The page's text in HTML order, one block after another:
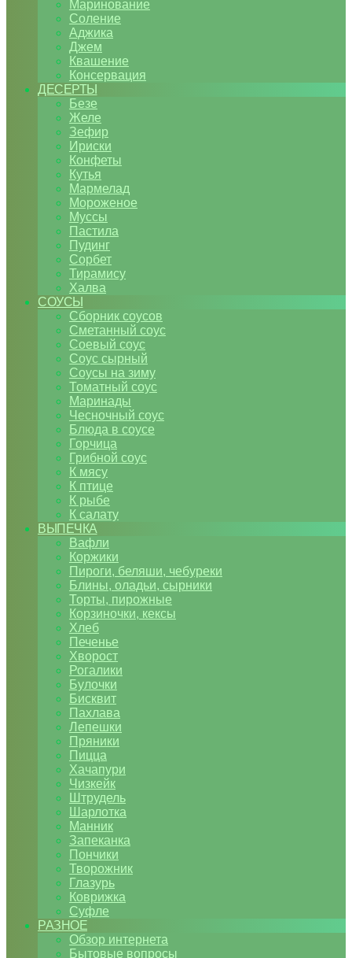
Маринование
Соление
Аджика
Джем
Квашение
Консервация
ДЕСЕРТЫ
Безе
Желе
Зефир
Ириски
Конфеты
Кутья
Мармелад
Мороженое
Муссы
Пастила
Пудинг
Сорбет
Тирамису
Халва
СОУСЫ
Сборник соусов
Сметанный соус
Соевый соус
Соус сырный
Соусы на зиму
Томатный соус
Маринады
Чесночный соус
Блюда в соусе
Горчица
Грибной соус
К мясу
К птице
К рыбе
К салату
ВЫПЕЧКА
Вафли
Коржики
Пироги, беляши, чебуреки
Блины, оладьи, сырники
Торты, пирожные
Корзиночки, кексы
Хлеб
Печенье
Хворост
Рогалики
Булочки
Бисквит
Пахлава
Лепешки
Пряники
Пицца
Хачапури
Чизкейк
Штрудель
Шарлотка
Манник
Запеканка
Пончики
Творожник
Глазурь
Коврижка
Суфле
РАЗНОЕ
Обзор интернета
Бытовые вопросы